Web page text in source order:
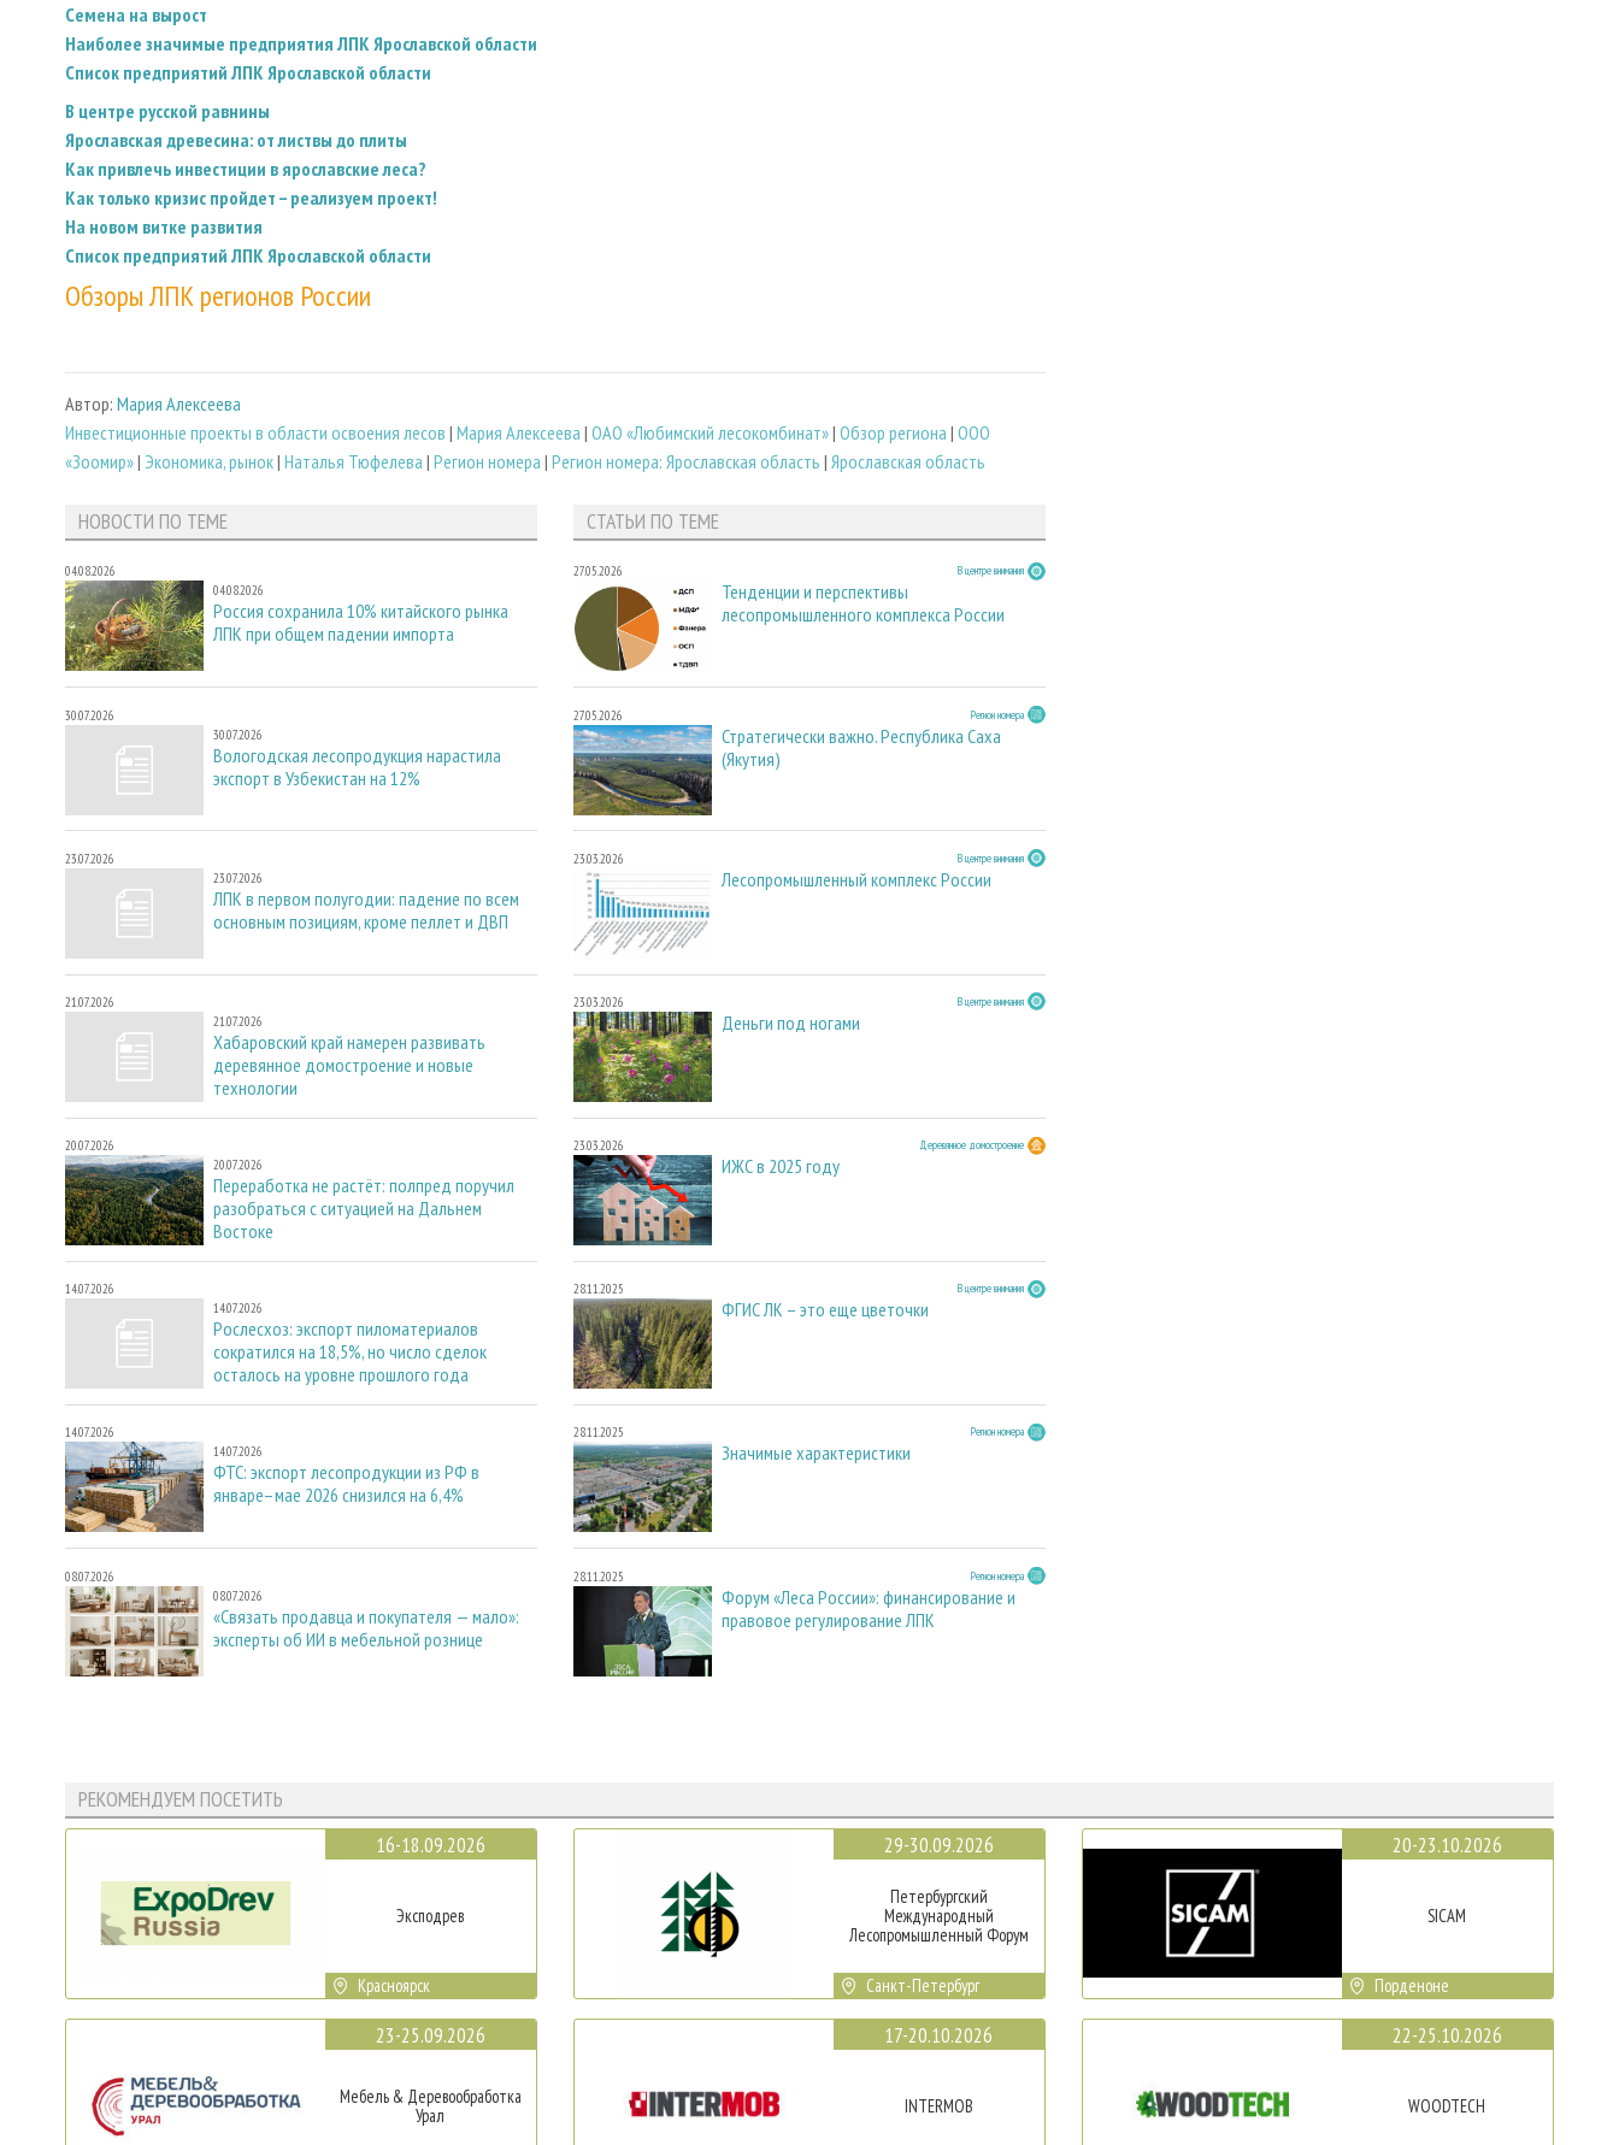
Семена на вырост
Наиболее значимые предприятия ЛПК Ярославской области
Список предприятий ЛПК Ярославской области
В центре русской равнины
Ярославская древесина: от листвы до плиты
Как привлечь инвестиции в ярославские леса?
Как только кризис пройдет – реализуем проект!
На новом витке развития
Список предприятий ЛПК Ярославской области
Обзоры ЛПК регионов России
Автор: Мария Алексеева
Инвестиционные проекты в области освоения лесов | Мария Алексеева | ОАО «Любимский лесокомбинат»| Обзор региона | ООО
«Зоомир»| Экономика, рынок| Наталья Тюфелева | Регион номера | Регион номера: Ярославская область | Ярославская область
НОВОСТИ ПО ТЕМЕ
04.08.2026
04.08.2026
Россия сохранила 10% китайского рынка
ЛПК при общем падении импорта
30.07.2026
30.07.2026
Вологодская лесопродукция нарастила
экспорт в Узбекистан на 12%
23.07.2026
23.07.2026
ЛПК в первом полугодии: падение по всем
основным позициям, кроме пеллет и ДВП
21.07.2026
21.07.2026
Хабаровский край намерен развивать
деревянное домостроение и новые
технологии
20.07.2026
20.07.2026
Переработка не растёт: полпред поручил
разобраться с ситуацией на Дальнем
Востоке
14.07.2026
14.07.2026
Рослесхоз: экспорт пиломатериалов
сократился на 18,5%, но число сделок
осталось на уровне прошлого года
14.07.2026
14.07.2026
ФТС: экспорт лесопродукции из РФ в
январе–мае 2026 снизился на 6,4%
08.07.2026
08.07.2026
«Связать продавца и покупателя — мало»:
эксперты об ИИ в мебельной рознице
СТАТЬИ ПО ТЕМЕ
27.05.2026 В центре внимания
Тенденции и перспективы
лесопромышленного комплекса России
27.05.2026 Регион номера
Стратегически важно. Республика Саха
(Якутия)
23.03.2026 В центре внимания
Лесопромышленный комплекс России
23.03.2026 В центре внимания
Деньги под ногами
23.03.2026 Деревянное домостроение
ИЖС в 2025 году
28.11.2025 В центре внимания
ФГИС ЛК – это еще цветочки
28.11.2025 Регион номера
Значимые характеристики
28.11.2025 Регион номера
Форум «Леса России»: финансирование и
правовое регулирование ЛПК
РЕКОМЕНДУЕМ ПОСЕТИТЬ
16-18.09.2026
Эксподрев
Красноярск
23-25.09.2026
Мебель & Деревообработка
Урал
29-30.09.2026
Петербургский
Международный
Лесопромышленный Форум
Санкт-Петербург
17-20.10.2026
INTERMOB
20-23.10.2026
SICAM
Порденоне
22-25.10.2026
WOODTECH